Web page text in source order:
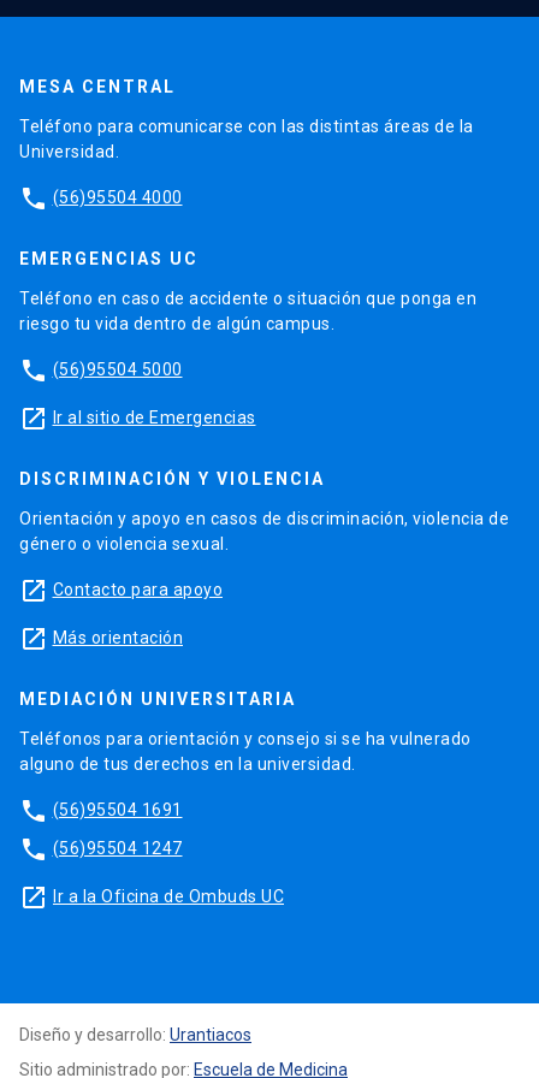
MESA CENTRAL
Teléfono para comunicarse con las distintas áreas de la
Universidad.
phone (56)95504 4000
EMERGENCIAS UC
Teléfono en caso de accidente o situación que ponga en
riesgo tu vida dentro de algún campus.
phone (56)95504 5000
launch Ir al sitio de Emergencias
DISCRIMINACIÓN Y VIOLENCIA
Orientación y apoyo en casos de discriminación, violencia de
género o violencia sexual.
launch Contacto para apoyo
launch Más orientación
MEDIACIÓN UNIVERSITARIA
Teléfonos para orientación y consejo si se ha vulnerado
alguno de tus derechos en la universidad.
phone (56)95504 1691
phone (56)95504 1247
launch Ir a la Oficina de Ombuds UC
Diseño y desarrollo: Urantiacos
Sitio administrado por: Escuela de Medicina